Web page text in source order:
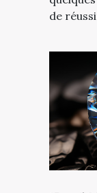
de